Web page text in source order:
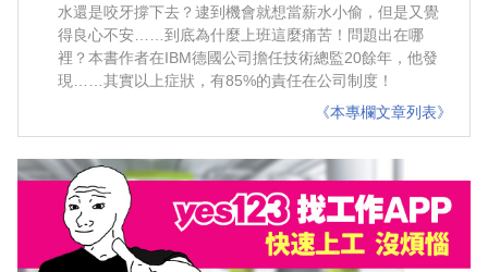
水還是咬牙撐下去？逮到機會就想當薪水小偷，但是又覺
得良心不安……到底為什麼上班這麼痛苦！問題出在哪
裡？本書作者在IBM德國公司擔任技術總監20餘年，他發
現……其實以上症狀，有85%的責任在公司制度！
《本專欄文章列表》